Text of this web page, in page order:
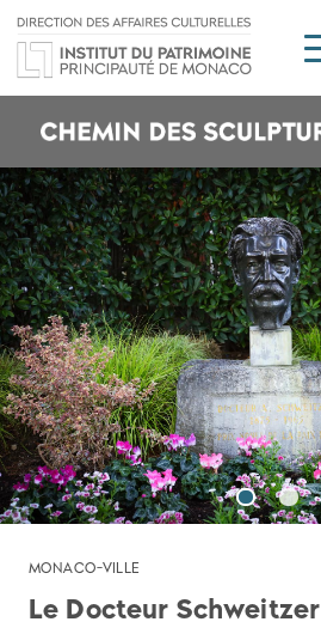
MONACO-VILLE
Le Docteur Schweitzer